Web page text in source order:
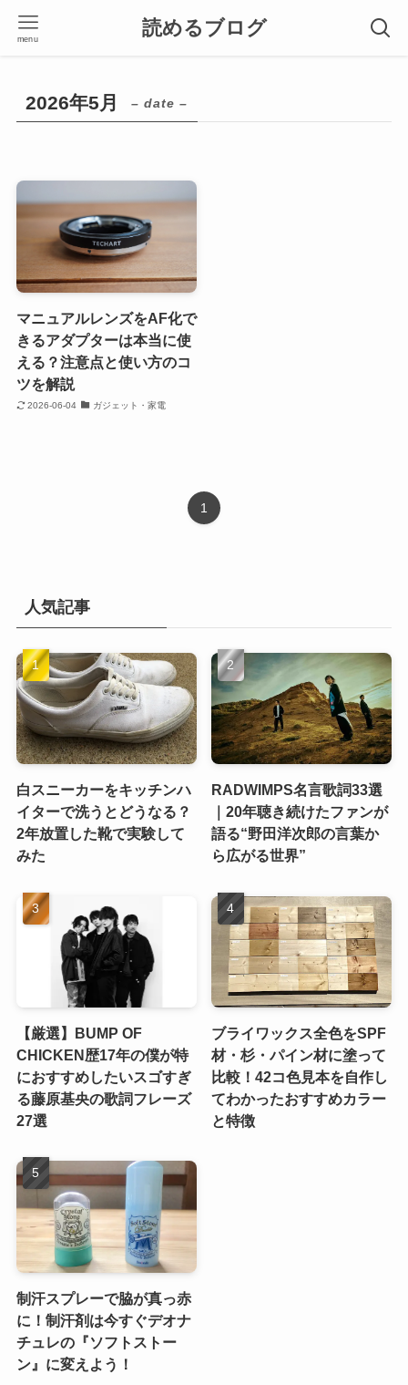
読めるブログ
menu
2026年5月 – date –
マニュアルレンズをAF化で
きるアダプターは本当に使
える？注意点と使い方のコ
ツを解説
2026-06-04 ガジェット・家電
1
人気記事
白スニーカーをキッチンハ
イターで洗うとどうなる？
2年放置した靴で実験して
みた
RADWIMPS名言歌詞33選
｜20年聴き続けたファンが
語る“野田洋次郎の言葉か
ら広がる世界”
【厳選】BUMP OF
CHICKEN歴17年の僕が特
におすすめしたいスゴすぎ
る藤原基央の歌詞フレーズ
27選
ブライワックス全色をSPF
材・杉・パイン材に塗って
比較！42コ色見本を自作し
てわかったおすすめカラー
と特徴
制汗スプレーで脇が真っ赤
に！制汗剤は今すぐデオナ
チュレの『ソフトストー
ン』に変えよう！